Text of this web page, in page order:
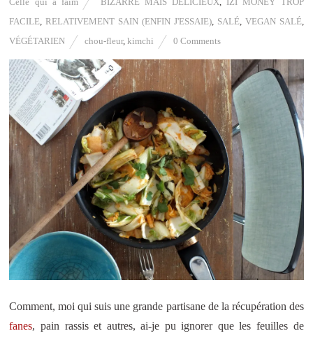
FACILE ,RELATIVEMENT SAIN (ENFIN J'ESSAIE), SALÉ, VEGAN SALÉ,
VÉGÉTARIEN
chou-fleur,kimchi 0 Comments
Comment, moi qui suis une grande partisane de la récupération des
fanes, pain rassis et autres, ai-je pu ignorer que les feuilles de